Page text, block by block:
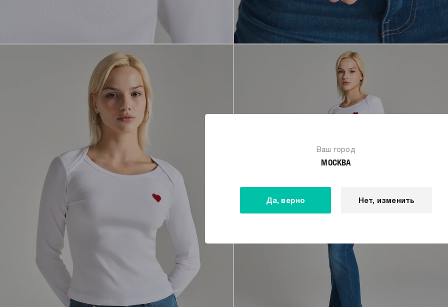
Ваш город
МОСКВА
Да, верно Нет, изменить